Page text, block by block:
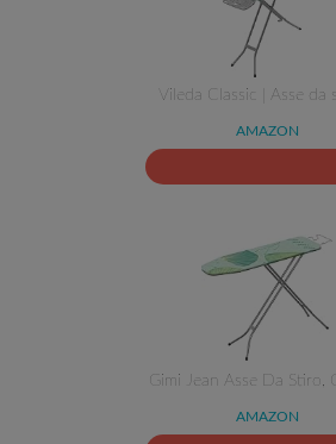
Vileda Classic | Asse da
AMAZON
Gimi Jean Asse Da Stiro,
AMAZON